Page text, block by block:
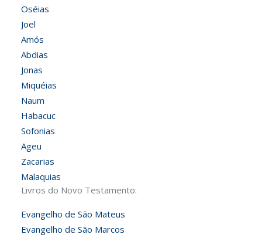
Oséias
Joel
Amós
Abdias
Jonas
Miquéias
Naum
Habacuc
Sofonias
Ageu
Zacarias
Malaquias
Livros do Novo Testamento:
Evangelho de São Mateus
Evangelho de São Marcos